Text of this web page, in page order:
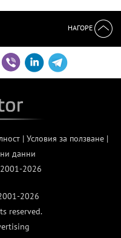
НАГОРЕ
| Условия за ползване|
данни
2026
2026
reserved.